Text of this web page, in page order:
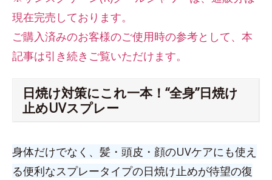
現在完売しております。
ご購入済みのお客様のご使用時の参考として、本
記事は引き続きご覧いただけます。
日焼け対策にこれ一本！“全身”日焼け
止めUVスプレー
身体だけでなく、髪・頭皮・顔のUVケアにも使え
る便利なスプレータイプの日焼け止めが待望の復